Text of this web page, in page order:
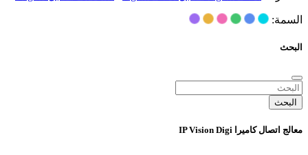
السمة:
البحث
البحث
معالج اتصال كاميرا IP Vision Digi